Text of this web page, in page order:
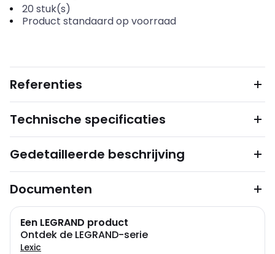
20 stuk(s)
Product standaard op voorraad
Referenties
Technische specificaties
Gedetailleerde beschrijving
Documenten
Een LEGRAND product
Ontdek de LEGRAND-serie
Lexic